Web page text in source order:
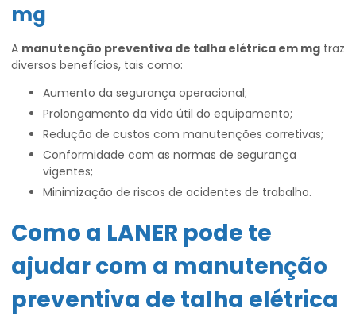
mg
A manutenção preventiva de talha elétrica em mg traz
diversos benefícios, tais como:
Aumento da segurança operacional;
Prolongamento da vida útil do equipamento;
Redução de custos com manutenções corretivas;
Conformidade com as normas de segurança
vigentes;
Minimização de riscos de acidentes de trabalho.
Como a LANER pode te
ajudar com a manutenção
preventiva de talha elétrica